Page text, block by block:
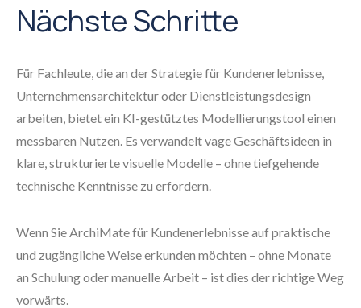
Nächste Schritte
Für Fachleute, die an der Strategie für Kundenerlebnisse,
Unternehmensarchitektur oder Dienstleistungsdesign
arbeiten, bietet ein KI-gestütztes Modellierungstool einen
messbaren Nutzen. Es verwandelt vage Geschäftsideen in
klare, strukturierte visuelle Modelle – ohne tiefgehende
technische Kenntnisse zu erfordern.
Wenn Sie ArchiMate für Kundenerlebnisse auf praktische
und zugängliche Weise erkunden möchten – ohne Monate
an Schulung oder manuelle Arbeit – ist dies der richtige Weg
vorwärts.